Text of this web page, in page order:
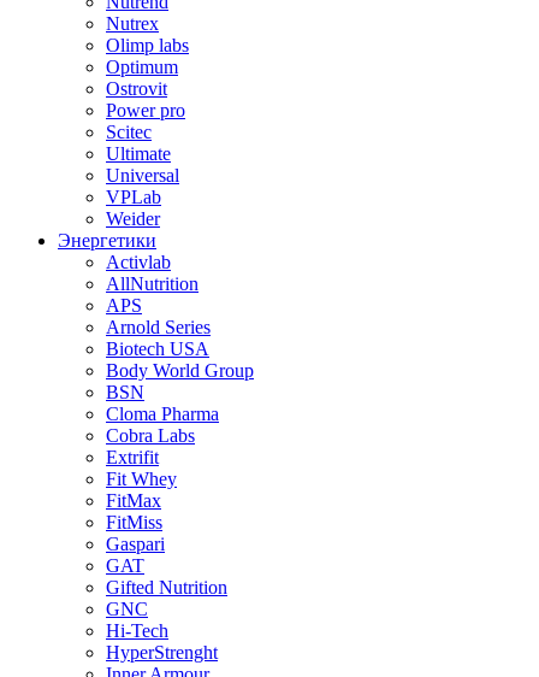
Nutrex
Olimp labs
Optimum
Ostrovit
Power pro
Scitec
Ultimate
Universal
VPLab
Weider
Энергетики
Activlab
AllNutrition
APS
Arnold Series
Biotech USA
Body World Group
BSN
Cloma Pharma
Cobra Labs
Extrifit
Fit Whey
FitMax
FitMiss
Gaspari
GAT
Gifted Nutrition
GNC
Hi-Tech
HyperStrenght